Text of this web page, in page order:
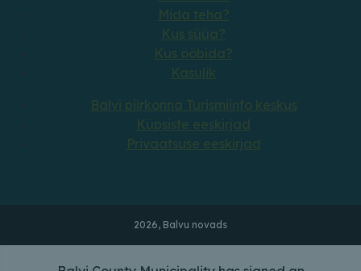
Mida teha?
Kus ööbida?
Kasulik
Balvi piirkonna Turismiinfo keskus
Küpsiste eeskirjad
Privaatsuse eeskirjad
2026, Balvu novads